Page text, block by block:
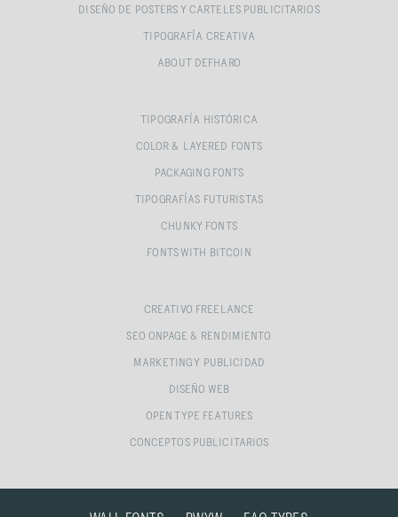
DISEÑO DE POSTERS Y CARTELES PUBLICITARIOS
TIPOGRAFÍA CREATIVA
ABOUT DEFHARO
TIPOGRAFÍA HISTÓRICA
COLOR & LAYERED FONTS
PACKAGING FONTS
TIPOGRAFÍAS FUTURISTAS
CHUNKY FONTS
FONTS WITH BITCOIN
CREATIVO FREELANCE
SEO ONPAGE & RENDIMIENTO
MARKETING Y PUBLICIDAD
DISEÑO WEB
OPEN TYPE FEATURES
CONCEPTOS PUBLICITARIOS